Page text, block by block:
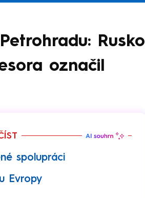
Rusko
označil
spolupráci
Evropy